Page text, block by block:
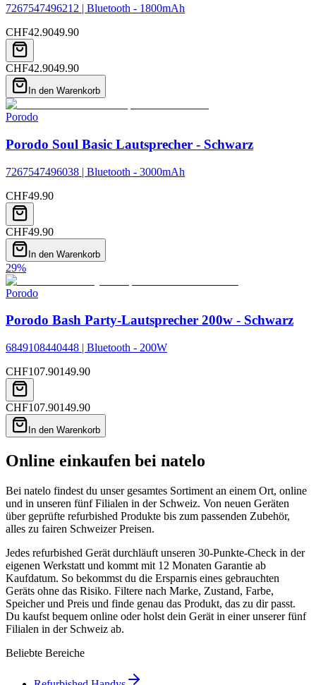
7267547496212 | Bluetooth - 1800mAh
CHF42.9049.90
CHF42.9049.90
In den Warenkorb
Porodo
Porodo Soul Basic Lautsprecher - Schwarz
7267547496038 | Bluetooth - 3000mAh
CHF49.90
CHF49.90
In den Warenkorb
29%
Porodo
Porodo Bash Party-Lautsprecher 200w - Schwarz
6849108440448 | Bluetooth - 200W
CHF107.90149.90
CHF107.90149.90
In den Warenkorb
Online einkaufen bei natelo
Bei natelo findest du unser gesamtes Sortiment an einem Ort, online
und in unseren fünf Filialen in der Schweiz. Von neuen Geräten
über geprüfte refurbished Produkte bis zum passenden Zubehör,
alles zu fairen Schweizer Preisen.
Jedes refurbished Gerät durchläuft unseren 30-Punkte-Check in der
eigenen Werkstatt und kommt mit 12 Monaten Garantie ab
Kaufdatum. So bekommst du die Ersparnis eines gebrauchten
Geräts ohne das Risiko. Filtere nach Marke, Zustand, Farbe,
Speicher und Preis und finde genau das Produkt, das zu dir passt.
Du kaufst bequem online oder holst dein Gerät in einer unserer fünf
Filialen in der Schweiz ab.
Beliebte Bereiche